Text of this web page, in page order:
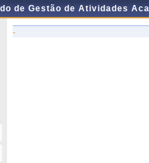
de Gestão de Atividades
-